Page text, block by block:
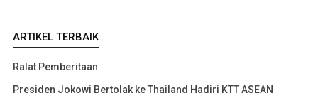
ARTIKEL TERBAIK
Ralat Pemberitaan
Presiden Jokowi Bertolak ke Thailand Hadiri KTT ASEAN